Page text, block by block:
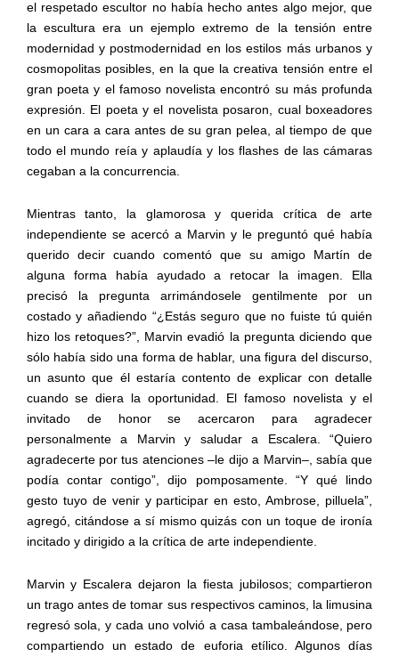
el respetado escultor no había hecho antes algo mejor, que
la escultura era un ejemplo extremo de la tensión entre
modernidad y postmodernidad en los estilos más urbanos y
cosmopolitas posibles, en la que la creativa tensión entre el
gran poeta y el famoso novelista encontró su más profunda
expresión. El poeta y el novelista posaron, cual boxeadores
en un cara a cara antes de su gran pelea, al tiempo de que
todo el mundo reía y aplaudía y los flashes de las cámaras
cegaban a la concurrencia.
Mientras tanto, la glamorosa y querida crítica de arte
independiente se acercó a Marvin y le preguntó qué había
querido decir cuando comentó que su amigo Martín de
alguna forma había ayudado a retocar la imagen. Ella
precisó la pregunta arrimándosele gentilmente por un
costado y añadiendo “¿Estás seguro que no fuiste tú quién
hizo los retoques?”, Marvin evadió la pregunta diciendo que
sólo había sido una forma de hablar, una figura del discurso,
un asunto que él estaría contento de explicar con detalle
cuando se diera la oportunidad. El famoso novelista y el
invitado de honor se acercaron para agradecer
personalmente a Marvin y saludar a Escalera. “Quiero
agradecerte por tus atenciones –le dijo a Marvin–, sabía que
podía contar contigo”, dijo pomposamente. “Y qué lindo
gesto tuyo de venir y participar en esto, Ambrose, pilluela”,
agregó, citándose a sí mismo quizás con un toque de ironía
incitado y dirigido a la crítica de arte independiente.
Marvin y Escalera dejaron la fiesta jubilosos; compartieron
un trago antes de tomar sus respectivos caminos, la limusina
regresó sola, y cada uno volvió a casa tambaleándose, pero
compartiendo un estado de euforia etílico. Algunos días